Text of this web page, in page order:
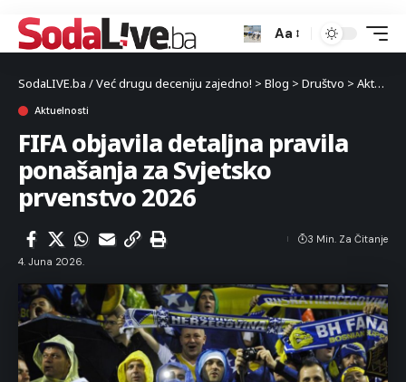
Aa
SodaLIVE.ba / Već drugu deceniju zajedno! > Blog > Društvo > Aktuelnosti
Aktuelnosti
FIFA objavila detaljna pravila
ponašanja za Svjetsko
prvenstvo 2026
4. Juna 2026.
3 Min. Za Čitanje